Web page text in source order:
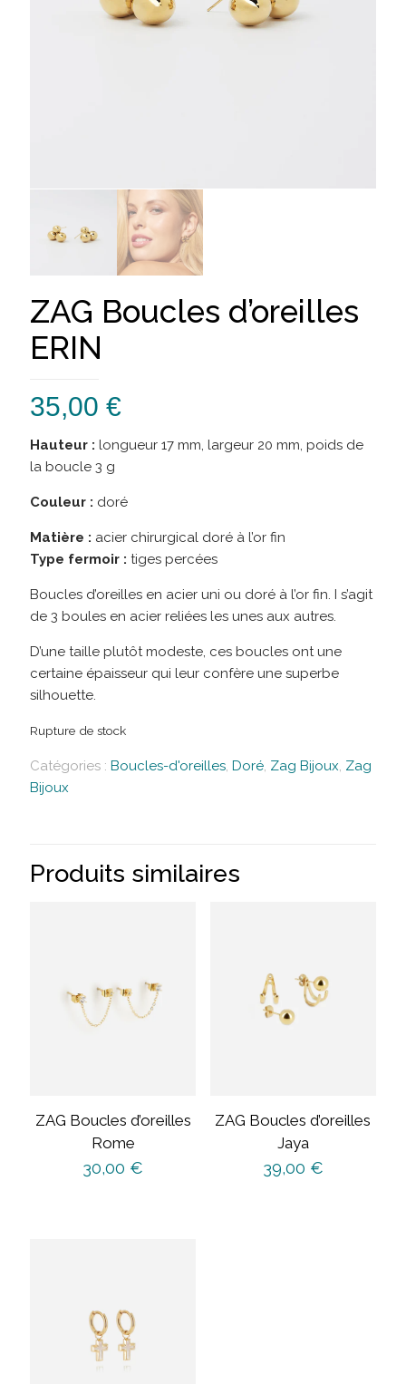
ZAG Boucles d’oreilles
ERIN
35,00 €
Hauteur : longueur 17 mm, largeur 20 mm, poids de
la boucle 3 g
Couleur : doré
Matière : acier chirurgical doré à l’or fin
Type fermoir : tiges percées
Boucles d’oreilles en acier uni ou doré à l’or fin. I s’agit
de 3 boules en acier reliées les unes aux autres.
D’une taille plutôt modeste, ces boucles ont une
certaine épaisseur qui leur confère une superbe
silhouette.
Rupture de stock
Catégories : Boucles-d'oreilles, Doré, Zag Bijoux, Zag
Bijoux
Produits similaires
ZAG Boucles d’oreilles
Rome
30,00 €
ZAG Boucles d’oreilles
Jaya
39,00 €